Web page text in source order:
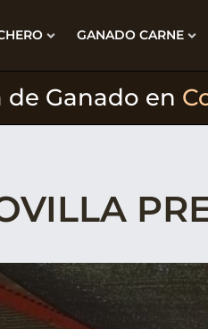
GANADO CARNE
Ganado en